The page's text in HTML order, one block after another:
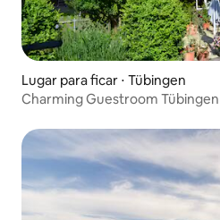
Lugar para ficar ⋅ Tübingen
Charming Guestroom Tübingen